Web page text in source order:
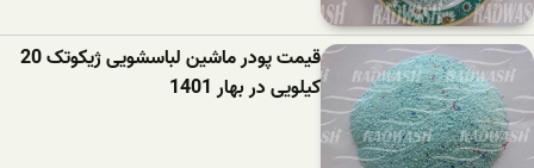
قیمت پودر ماشین لباسشویی ژیکوتک 20
کیلویی در بهار 1401